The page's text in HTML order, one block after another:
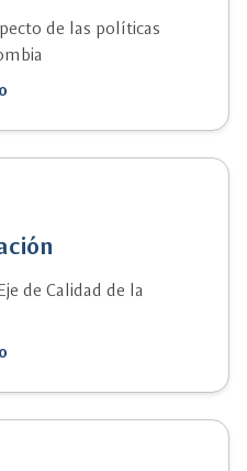
de las políticas
de Calidad de la